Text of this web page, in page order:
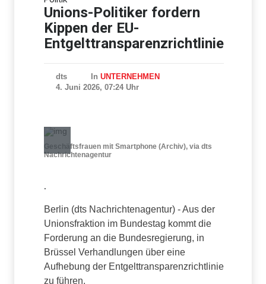
Kreuzberg
Unions-Politiker fordern
Kippen der EU-
Entgelttransparenzrichtlinie
dts In UNTERNEHMEN
4. Juni 2026, 07:24 Uhr
Geschäftsfrauen mit Smartphone (Archiv), via dts
Nachrichtenagentur
.
Berlin (dts Nachrichtenagentur) - Aus der
Unionsfraktion im Bundestag kommt die
Forderung an die Bundesregierung, in
Brüssel Verhandlungen über eine
Aufhebung der Entgelttransparenzrichtlinie
zu führen.